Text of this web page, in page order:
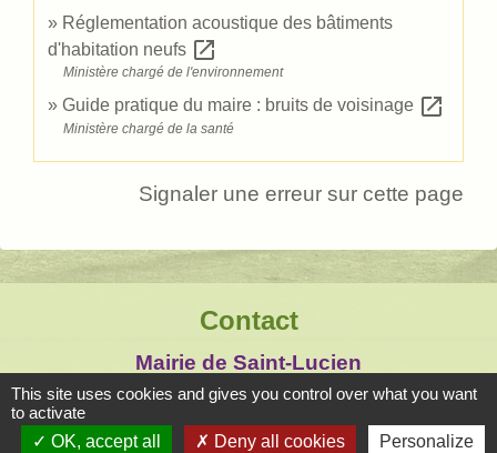
Réglementation acoustique des bâtiments
d'habitation neufs open_in_new
Ministère chargé de l'environnement
Guide pratique du maire : bruits de voisinage open_in_new
Ministère chargé de la santé
Signaler une erreur sur cette page
Contact
Mairie de Saint-Lucien
1, chemin de la Tour
28210 Saint-Lucien - FRANCE
This site uses cookies and gives you control over what you want
to activate
OK, accept all
Deny all cookies Personalize